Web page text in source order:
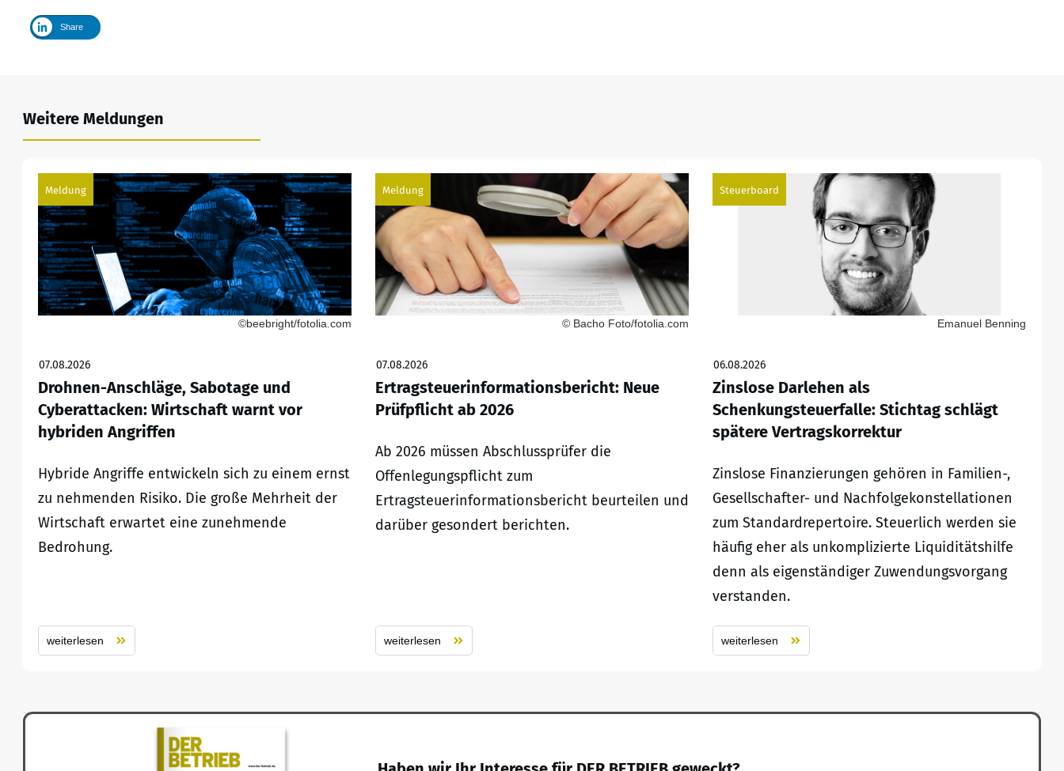
Share
Weitere Meldungen
Meldung
©beebright/fotolia.com
07.08.2026
Drohnen-Anschläge, Sabotage und
Cyberattacken: Wirtschaft warnt vor
hybriden Angriffen
Hybride Angriffe entwickeln sich zu einem ernst
zu nehmenden Risiko. Die große Mehrheit der
Wirtschaft erwartet eine zunehmende
Bedrohung.
weiterlesen
Meldung
© Bacho Foto/fotolia.com
07.08.2026
Ertragsteuerinformationsbericht: Neue
Prüfpflicht ab 2026
Ab 2026 müssen Abschlussprüfer die
Offenlegungspflicht zum
Ertragsteuerinformationsbericht beurteilen und
darüber gesondert berichten.
weiterlesen
Steuerboard
Emanuel Benning
06.08.2026
Zinslose Darlehen als
Schenkungsteuerfalle: Stichtag schlägt
spätere Vertragskorrektur
Zinslose Finanzierungen gehören in Familien-,
Gesellschafter- und Nachfolgekonstellationen
zum Standardrepertoire. Steuerlich werden sie
häufig eher als unkomplizierte Liquiditätshilfe
denn als eigenständiger Zuwendungsvorgang
verstanden.
weiterlesen